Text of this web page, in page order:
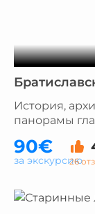
История,
панорамы
90€
26
за экскурсию